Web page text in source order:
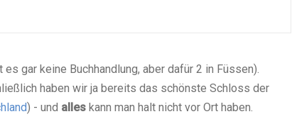
gar keine Buchhandlung, aber dafür 2 in Füssen).
haben wir ja bereits das schönste Schloss der
) - und alles kann man halt nicht vor Ort haben.